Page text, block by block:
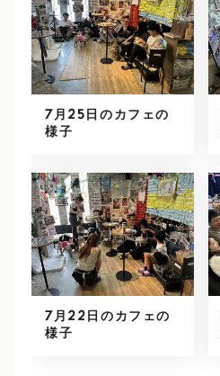
7月25日のカフェの
様子
7月22日のカフェの
様子